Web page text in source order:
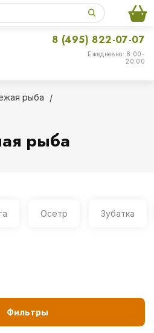
Ежедневно: 8:00-
20:00
8 (495) 822-07-07
рыба
рыба
Осетр Зубатка
Фильтры